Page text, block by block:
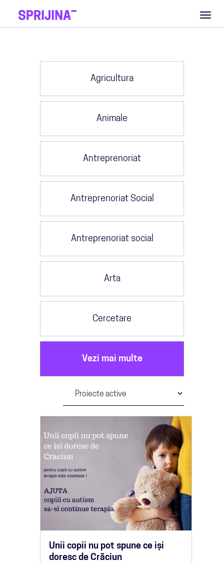
Agricultura
Animale
Antreprenoriat
Antreprenoriat Social
Antreprenoriat social
Arta
Cercetare
Vezi mai multe
Unii copii nu pot spune ce iși
doresc de Crăciun